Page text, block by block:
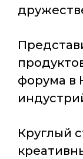
форума в
Круглый